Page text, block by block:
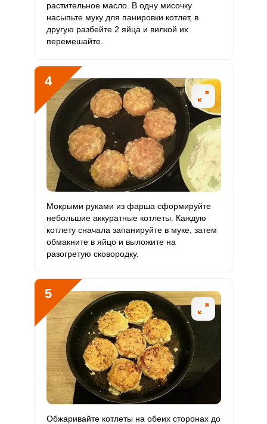
Кобальт 31.1 мкг 10 мкг 19.9 31.1
Литий 0
Марганец
Медь 1291.2 мкг 1000 мкг 12.9
Никель 8.2 мкг 200 мкг 0.3 0.4
Рубидий 952 мкг 200 мкг 30.4 47.6
Селен 272.7 мкг 55 мкг 31.7
Хром 12.8 мкг 50 мкг 1.6 2.6
Ванадий 90 мкг 20 мкг 28.8
Молибден 44.4 мкг 70 мкг 4.1
растительное масло. В одну мисочку
насыпьте муку для панировки котлет, в
другую разбейте 2 яйца и вилкой их
перемешайте.
4
Мокрыми руками из фарша сформируйте
небольшие аккуратные котлеты. Каждую
котлету сначала запанируйте в муке, затем
обмакните в яйцо и выложите на
разогретую сковородку.
5
Обжаривайте котлеты на обеих сторонах до